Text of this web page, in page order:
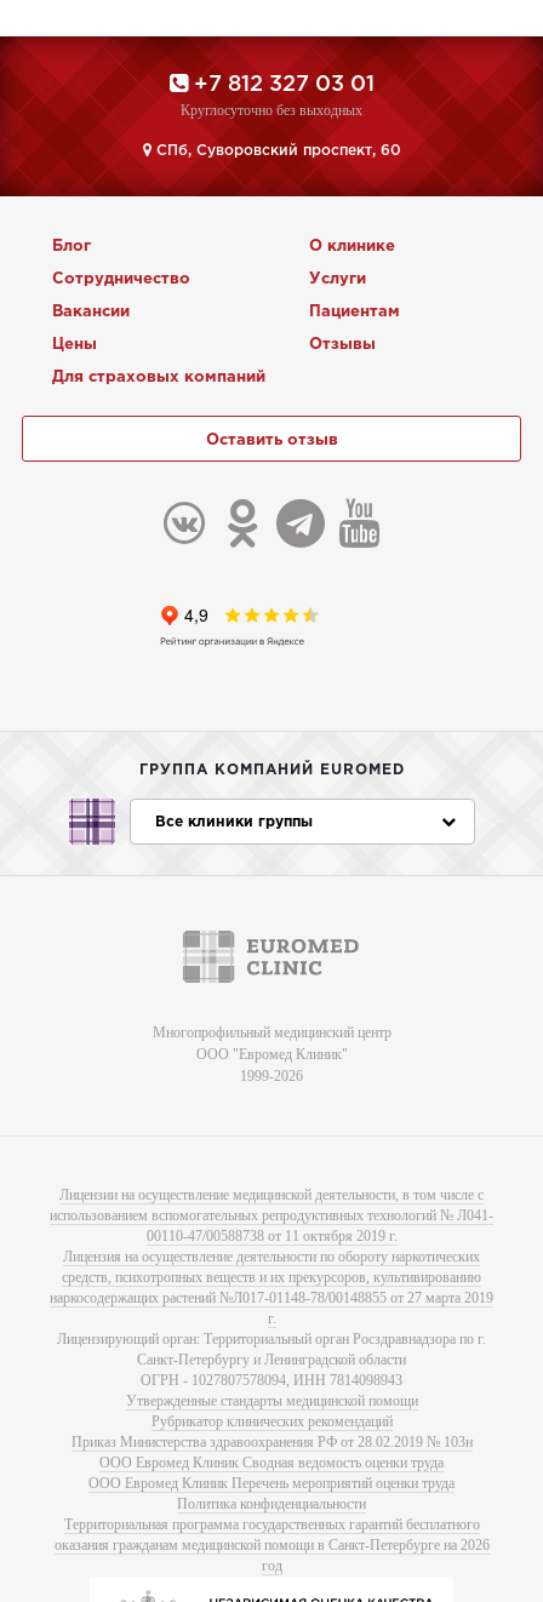
+7 812 327 03 01
Круглосуточно без выходных
CПб, Суворовский проспект, 60
Блог О клинике
Сотрудничество Услуги
Вакансии Пациентам
Цены Отзывы
Для страховых компаний
Оставить отзыв
ГРУППА КОМПАНИЙ EUROMED
Все клиники группы
Многопрофильный медицинский центр
ООО "Евромед Клиник"
1999-2026
Лицензии на осуществление медицинской деятельности, в том числе с
использованием вспомогательных репродуктивных технологий № Л041-
00110-47/00588738 от 11 октября 2019 г.
Лицензия на осуществление деятельности по обороту наркотических
средств, психотропных веществ и их прекурсоров, культивированию
наркосодержащих растений №Л017-01148-78/00148855 от 27 марта 2019
г.
Лицензирующий орган: Территориальный орган Росздравнадзора по г.
Санкт-Петербургу и Ленинградской области
ОГРН - 1027807578094, ИНН 7814098943
Утвержденные стандарты медицинской помощи
Рубрикатор клинических рекомендаций
Приказ Министерства здравоохранения РФ от 28.02.2019 № 103н
ООО Евромед Клиник Сводная ведомость оценки труда
ООО Евромед Клиник Перечень мероприятий оценки труда
Политика конфиденциальности
Территориальная программа государственных гарантий бесплатного
оказания гражданам медицинской помощи в Санкт-Петербурге на 2026
год